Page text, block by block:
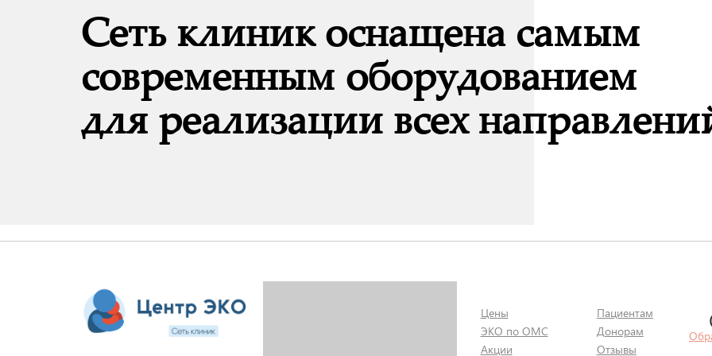
Сеть клиник оснащена самым
современным оборудованием
для реализации всех
Цены
ЭКО по ОМС
Акции
Пациентам
Донорам
Отзывы